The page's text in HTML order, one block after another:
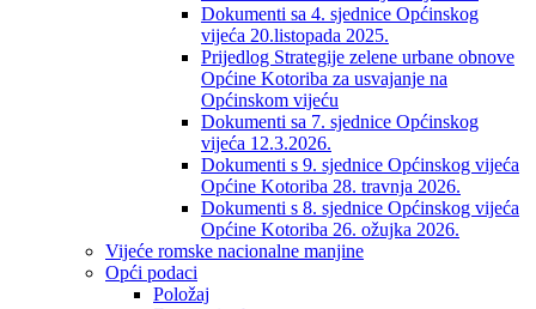
Dokumenti sa 4. sjednice Općinskog
vijeća 20.listopada 2025.
Prijedlog Strategije zelene urbane obnove
Općine Kotoriba za usvajanje na
Općinskom vijeću
Dokumenti sa 7. sjednice Općinskog
vijeća 12.3.2026.
Dokumenti s 9. sjednice Općinskog vijeća
Općine Kotoriba 28. travnja 2026.
Dokumenti s 8. sjednice Općinskog vijeća
Općine Kotoriba 26. ožujka 2026.
Vijeće romske nacionalne manjine
Opći podaci
Položaj